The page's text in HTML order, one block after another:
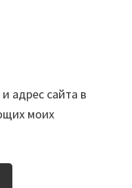
адрес сайта в
моих